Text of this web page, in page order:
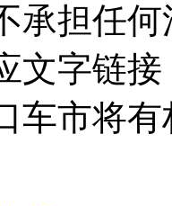
承担任
文字链
车市将